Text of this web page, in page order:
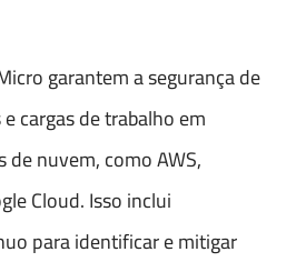
garantem a segurança de
cargas de trabalho em
nuvem, como AWS,
Cloud. Isso inclui
para identificar e mitigar